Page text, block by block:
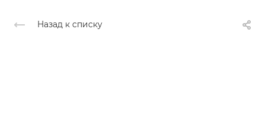
Назад к списку